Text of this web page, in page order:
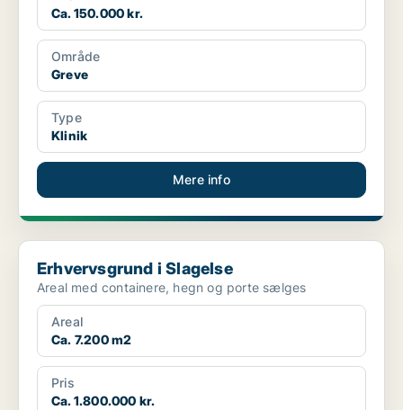
Ca. 150.000 kr.
Område
Greve
Type
Klinik
Mere info
Erhvervsgrund i Slagelse
Erhvervsgrund i Slagelse
Areal med containere, hegn og porte sælges
Areal
Ca. 7.200 m2
Pris
Ca. 1.800.000 kr.